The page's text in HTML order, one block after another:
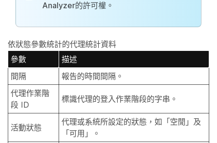
Analyzer的許可權。
依狀態參數統計的代理統計資料
參數
描述
間隔
報告的時間間隔。
代理作業階
段 ID
標識代理的登入作業階段的字串。
活動狀態
代理或系統所設定的狀態，如「空閒」及
「可用」。